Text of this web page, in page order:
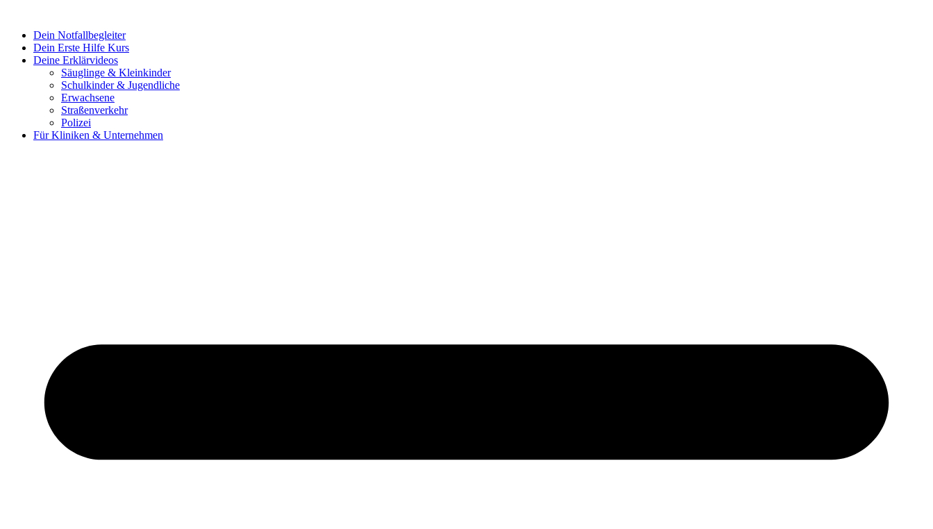
Dein Notfallbegleiter
Dein Erste Hilfe Kurs
Deine Erklärvideos
Säuglinge & Kleinkinder
Schulkinder & Jugendliche
Erwachsene
Straßenverkehr
Polizei
Für Kliniken & Unternehmen